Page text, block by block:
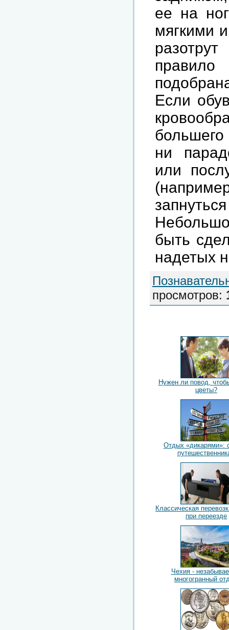
ее на
мягкими
Если
ни
или
быть
надетых
просмотров:
Нужен ли повод,
цветы?
Отдых «дикарями»:
Классическая
при переезде
Чехия -
многогранный